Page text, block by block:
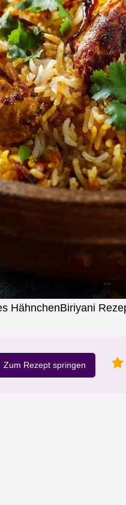
HähnchenBiriyani
Zum Rezept springen